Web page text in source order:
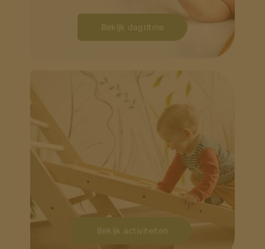
Bekijk dagritme
Bekijk activiteiten